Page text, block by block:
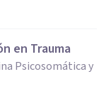
en Trauma
Psicosomática y